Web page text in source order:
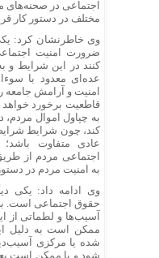
اجتماعی در
مختلف در دستور کار
وی خاطرنشان کرد:
ضرورت امنیت
کنند در این شرایط و
عده‌ای معدود با
امنیت و آرامش جامعه
قاطعیت برخورد
به چپاول اموال مردم،
کند، چون شرایط
عادی متفاوت
اجتماعی مردم از
به امنیت مردم در
وی ادامه داد: یکی
حقوق اجتماعی است.
آسیب‌ها و لطماتی
ممکن است به دلیل
شده یا مرکزی
شود و یا ممکن است